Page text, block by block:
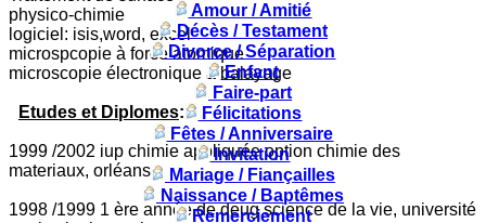
physico-chimie
logiciel: isis,word, excel
microspcopie à force atomique
microscopie électronique à balayage
Etudes et Diplomes:
1999 /2002 iup chimie appliquée option chimie des
materiaux, orléans.
1998 /1999 1 ère année de deug science de la vie, université
Amour / Amitié
Décès / Testament
Divorce / Séparation
Enfant
Faire-part
Félicitations
Fêtes / Anniversaire
Invitation
Mariage / Fiançailles
Naissance / Baptêmes
Remerciement